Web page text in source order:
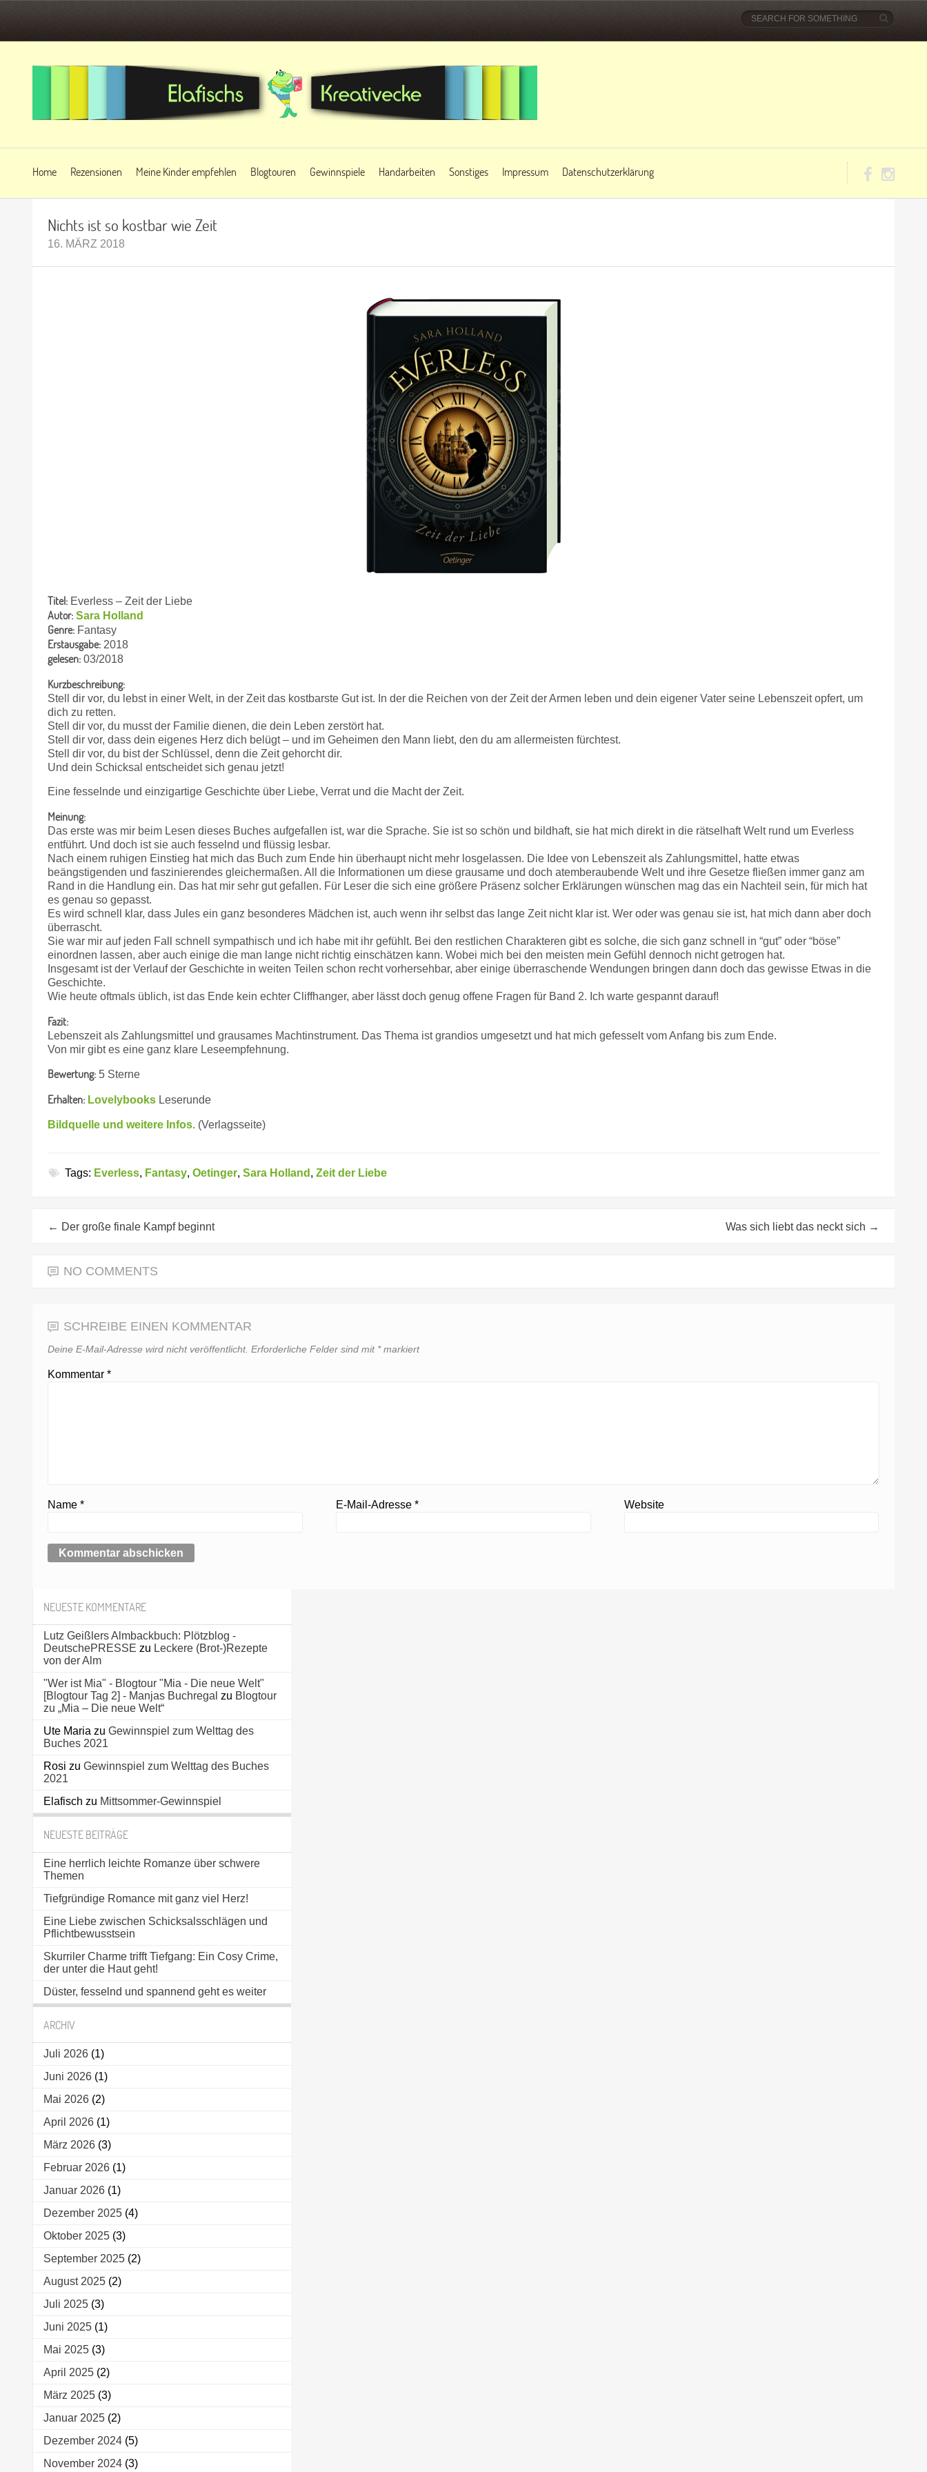
Home Rezensionen Meine Kinder empfehlen Blogtouren Gewinnspiele Handarbeiten Sonstiges Impressum Datenschutzerklärung
Nichts ist so kostbar wie Zeit
16. MÄRZ 2018
Titel: Everless – Zeit der Liebe
Autor: Sara Holland
Genre: Fantasy
Erstausgabe: 2018
gelesen: 03/2018
Kurzbeschreibung:
Stell dir vor, du lebst in einer Welt, in der Zeit das kostbarste Gut ist. In der die Reichen von der Zeit der Armen leben und dein eigener Vater seine Lebenszeit opfert, um
dich zu retten.
Stell dir vor, du musst der Familie dienen, die dein Leben zerstört hat.
Stell dir vor, dass dein eigenes Herz dich belügt – und im Geheimen den Mann liebt, den du am allermeisten fürchtest.
Stell dir vor, du bist der Schlüssel, denn die Zeit gehorcht dir.
Und dein Schicksal entscheidet sich genau jetzt!
Eine fesselnde und einzigartige Geschichte über Liebe, Verrat und die Macht der Zeit.
Meinung:
Das erste was mir beim Lesen dieses Buches aufgefallen ist, war die Sprache. Sie ist so schön und bildhaft, sie hat mich direkt in die rätselhaft Welt rund um Everless
entführt. Und doch ist sie auch fesselnd und flüssig lesbar.
Nach einem ruhigen Einstieg hat mich das Buch zum Ende hin überhaupt nicht mehr losgelassen. Die Idee von Lebenszeit als Zahlungsmittel, hatte etwas
beängstigenden und faszinierendes gleichermaßen. All die Informationen um diese grausame und doch atemberaubende Welt und ihre Gesetze fließen immer ganz am
Rand in die Handlung ein. Das hat mir sehr gut gefallen. Für Leser die sich eine größere Präsenz solcher Erklärungen wünschen mag das ein Nachteil sein, für mich hat
es genau so gepasst.
Es wird schnell klar, dass Jules ein ganz besonderes Mädchen ist, auch wenn ihr selbst das lange Zeit nicht klar ist. Wer oder was genau sie ist, hat mich dann aber doch
überrascht.
Sie war mir auf jeden Fall schnell sympathisch und ich habe mit ihr gefühlt. Bei den restlichen Charakteren gibt es solche, die sich ganz schnell in “gut” oder “böse”
einordnen lassen, aber auch einige die man lange nicht richtig einschätzen kann. Wobei mich bei den meisten mein Gefühl dennoch nicht getrogen hat.
Insgesamt ist der Verlauf der Geschichte in weiten Teilen schon recht vorhersehbar, aber einige überraschende Wendungen bringen dann doch das gewisse Etwas in die
Geschichte.
Wie heute oftmals üblich, ist das Ende kein echter Cliffhanger, aber lässt doch genug offene Fragen für Band 2. Ich warte gespannt darauf!
Fazit:
Lebenszeit als Zahlungsmittel und grausames Machtinstrument. Das Thema ist grandios umgesetzt und hat mich gefesselt vom Anfang bis zum Ende.
Von mir gibt es eine ganz klare Leseempfehnung.
Bewertung: 5 Sterne
Erhalten: Lovelybooks Leserunde
Bildquelle und weitere Infos. (Verlagsseite)
Tags: Everless, Fantasy,Oetinger,Sara Holland ,Zeit der Liebe
← Der große finale Kampf beginnt Was sich liebt das neckt sich →
NO COMMENTS
SCHREIBE EINEN KOMMENTAR
Deine E-Mail-Adresse wird nicht veröffentlicht. Erforderliche Felder sind mit *markiert
Kommentar*
Name* E-Mail-Adresse* Website
NEUESTE KOMMENTARE
Lutz Geißlers Almbackbuch: Plötzblog -
DeutschePRESSE zu Leckere (Brot-)Rezepte
von der Alm
"Wer ist Mia" - Blogtour "Mia - Die neue Welt"
[Blogtour Tag 2] - Manjas Buchregal zu Blogtour
zu „Mia – Die neue Welt“
Ute Maria zu Gewinnspiel zum Welttag des
Buches 2021
Rosi zu Gewinnspiel zum Welttag des Buches
2021
Elafisch zu Mittsommer-Gewinnspiel
NEUESTE BEITRÄGE
Eine herrlich leichte Romanze über schwere
Themen
Tiefgründige Romance mit ganz viel Herz!
Eine Liebe zwischen Schicksalsschlägen und
Pflichtbewusstsein
Skurriler Charme trifft Tiefgang: Ein Cosy Crime,
der unter die Haut geht!
Düster, fesselnd und spannend geht es weiter
ARCHIV
Juli 2026 (1)
Juni 2026 (1)
Mai 2026 (2)
April 2026 (1)
März 2026 (3)
Februar 2026 (1)
Januar 2026 (1)
Dezember 2025 (4)
Oktober 2025 (3)
September 2025 (2)
August 2025 (2)
Juli 2025 (3)
Juni 2025 (1)
Mai 2025 (3)
April 2025 (2)
März 2025 (3)
Januar 2025 (2)
Dezember 2024 (5)
November 2024 (3)